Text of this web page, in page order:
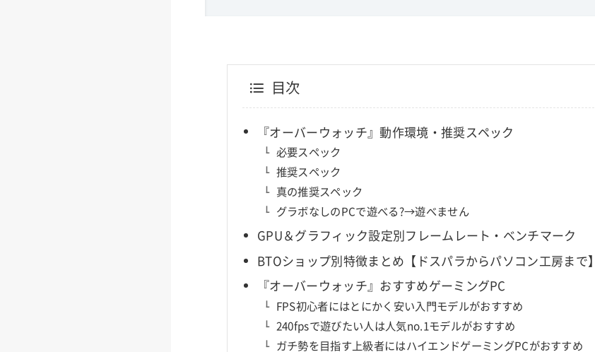
目次
『オーバーウォッチ』動作環境・推奨スペック
必要スペック
推奨スペック
真の推奨スペック
グラボなしのPCで遊べる?→遊べません
GPU＆グラフィック設定別フレームレート・ベンチマーク
BTOショップ別特徴まとめ【ドスパラからパソコン工房まで】
『オーバーウォッチ』おすすめゲーミングPC
FPS初心者にはとにかく安い入門モデルがおすすめ
240fpsで遊びたい人は人気no.1モデルがおすすめ
ガチ勢を目指す上級者にはハイエンドゲーミングPCがおすすめ